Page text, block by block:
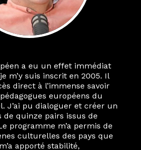
a eu un effet immédiat
m’y suis inscrit en 2005. Il
direct à l’immense savoir
européens du
J’ai pu dialoguer et créer un
de quinze pairs issus de
programme m’a permis de
culturelles des pays que
apporté stabilité,